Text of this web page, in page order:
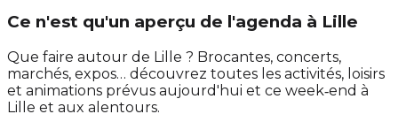
Ce n'est qu'un aperçu de l'agenda à Lille
Que faire autour de Lille ? Brocantes, concerts,
marchés, expos… découvrez toutes les activités, loisirs
et animations prévus aujourd'hui et ce week‑end à
Lille et aux alentours.